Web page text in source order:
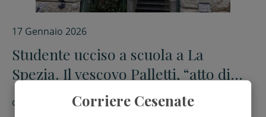
17 Gennaio 2026
Studente ucciso a scuola a La
Spezia. Il vescovo Palletti, “atto di
violenza che lascia sgomenti”
di Corriere Cesenate